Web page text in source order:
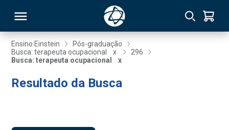
Ensino Einstein
Pós-graduação
Busca: terapeuta ocupacional
x
296
Busca: terapeuta ocupacional
x
Resultado da Busca